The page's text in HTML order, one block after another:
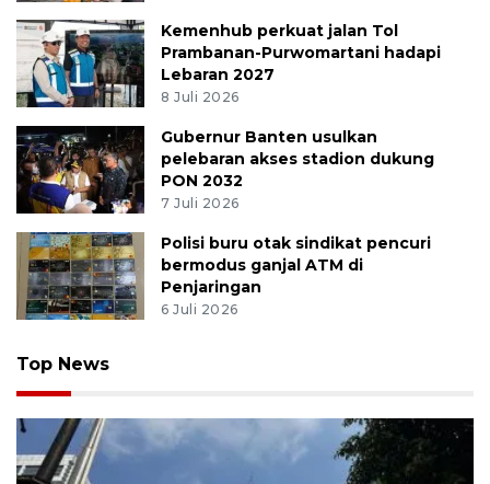
Kemenhub perkuat jalan Tol
Prambanan-Purwomartani hadapi
Lebaran 2027
8 Juli 2026
Gubernur Banten usulkan
pelebaran akses stadion dukung
PON 2032
7 Juli 2026
Polisi buru otak sindikat pencuri
bermodus ganjal ATM di
Penjaringan
6 Juli 2026
Top News